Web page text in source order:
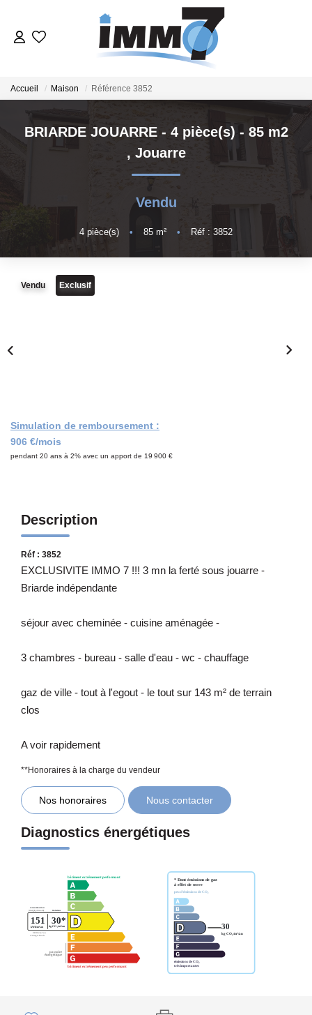
GERER
VENDRE
ESTIMER
Accueil Maison Référence 3852
BRIARDE JOUARRE - 4 pièce(s) - 85 m2
, Jouarre
Vendu
4 pièce(s) • 85 m² • Réf : 3852
Vendu Exclusif
Simulation de remboursement :
906 €/mois
pendant 20 ans à 2% avec un apport de 19 900 €
Description
Réf : 3852
EXCLUSIVITE IMMO 7 !!! 3 mn la ferté sous jouarre -
Briarde indépendante
séjour avec cheminée - cuisine aménagée -
3 chambres - bureau - salle d'eau - wc - chauffage
gaz de ville - tout à l'egout - le tout sur 143 m² de terrain
clos
A voir rapidement
**Honoraires à la charge du vendeur
Nos honoraires Nous contacter
Diagnostics énergétiques